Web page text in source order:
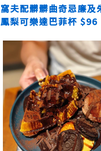
窩夫配髒髒曲奇忌廉
鳳梨可樂達巴菲杯 $96